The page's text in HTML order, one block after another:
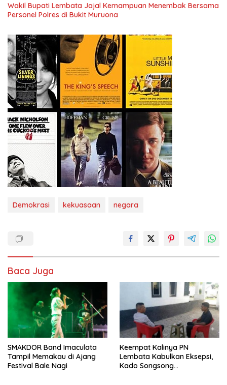
Wakil Bupati Lembata Jajal Kemampuan Menembak Bersama
Personel Polres di Bukit Muruona
Demokrasi kekuasaan negara
Baca Juga
SMAKDOR Band Imaculata
Tampil Memakau di Ajang
Festival Bale Nagi
Keempat Kalinya PN
Lembata Kabulkan Eksepsi,
Kado Songsong